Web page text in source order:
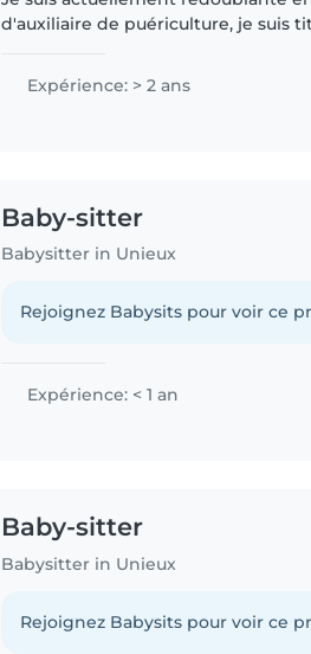
d'auxiliaire de puériculture, je suis
Expérience: > 2 ans
Baby-sitter
Babysitter in Unieux
Rejoignez Babysits pour voir ce
Expérience: < 1 an
Baby-sitter
Babysitter in Unieux
Rejoignez Babysits pour voir ce